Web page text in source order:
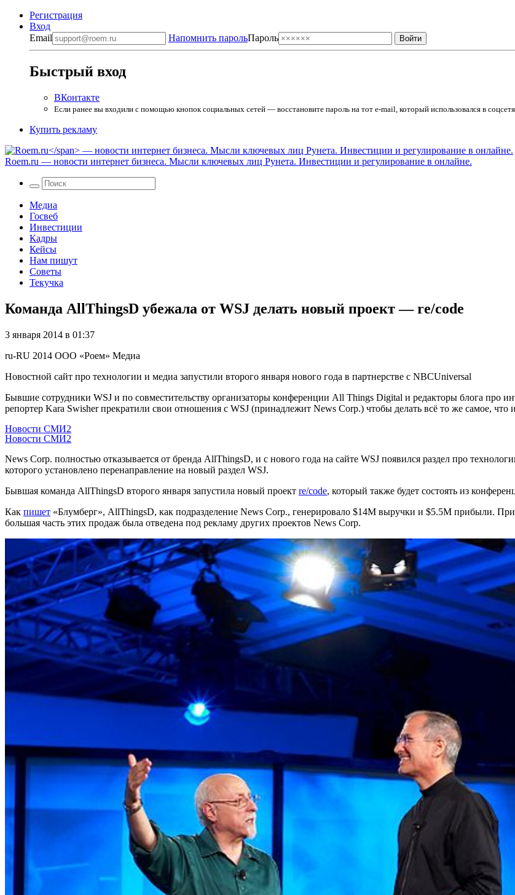
Регистрация
Вход
Email
Напомнить парольПароль
Быстрый вход
ВКонтакте
Если ранее вы входили с помощью кнопок социальных сетей — восстановите пароль на тот e-mail, который использовался в
Купить рекламу
Roem.ru — новости интернет бизнеса. Мысли ключевых лиц Рунета. Инвестиции и регулирование в онлайне.
Медиа
Госвеб
Инвестиции
Кадры
Кейсы
Нам пишут
Советы
Текучка
Команда AllThingsD убежала от WSJ делать новый проект — re/code
3 января 2014 в 01:37
ru-RU 2014 ООО «Роем» Медиа
Новостной сайт про технологии и медиа запустили второго января нового года в партнерстве с NBCUniversal
Бывшие сотрудники WSJ и по совместительству организаторы конференции All Things Digital и редакторы блога про
репортер Kara Swisher прекратили свои отношения с WSJ (принадлежит News Corp.) чтобы делать всё то же самое,
Новости СМИ2
Новости СМИ2
News Corp. полностью отказывается от бренда AllThingsD, и с нового года на сайте WSJ появился раздел про
которого установлено перенаправление на новый раздел WSJ.
Бывшая команда AllThingsD второго января запустила новый проект re/code, который также будет состоять из
Как пишет «Блумберг», AllThingsD, как подразделение News Corp., генерировало $14М выручки и $5.5М прибыли.
большая часть этих продаж была отведена под рекламу других проектов News Corp.